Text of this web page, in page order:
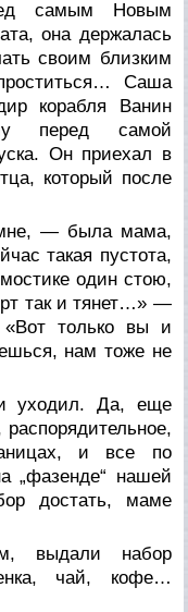
самым Новым
она держалась
своим близким
Саша
корабля Ванин
перед самой
Он приехал в
который после
— была мама,
такая пустота,
один стою,
так и тянет…» —
только вы и
нам тоже не
уходил. Да, еще
и все по
„фазенде“ нашей
достать, маме
выдали набор
чай, кофе…